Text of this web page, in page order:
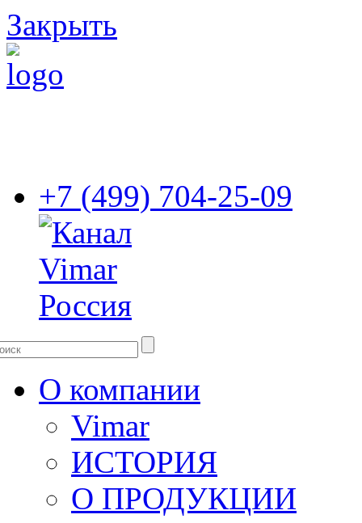
Закрыть
+7 (499) 704-25-09
О компании
Vimar
ИСТОРИЯ
О ПРОДУКЦИИ